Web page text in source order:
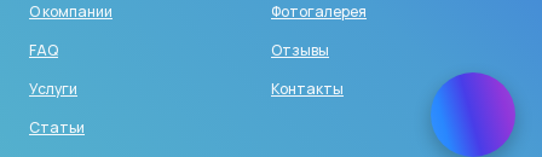
О компании
FAQ
Услуги
Статьи
Фотогалерея
Отзывы
Контакты